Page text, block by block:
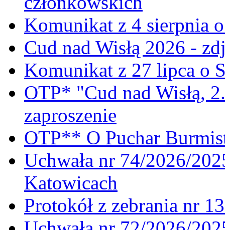
Komunikat z 4 sierpnia
Cud nad Wisłą 2026 -
Komunikat z 27 lipca o
OTP* "Cud nad Wisłą,
zaproszenie
OTP** O Puchar
Uchwała nr 74/2026/
Katowicach
Protokół z zebrania nr